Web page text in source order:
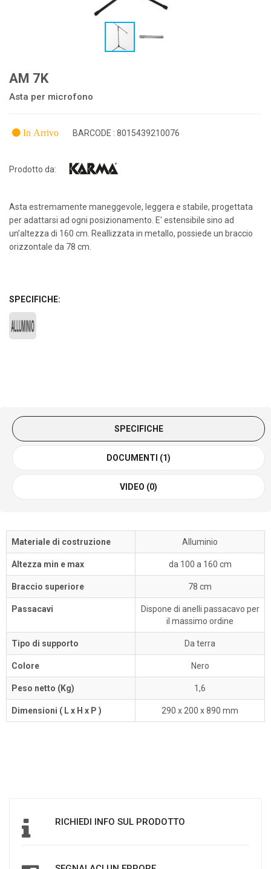
AM 7K
Asta per microfono
In Arrivo BARCODE : 8015439210076
Prodotto da:
Asta estremamente maneggevole, leggera e stabile, progettata
per adattarsi ad ogni posizionamento. E' estensibile sino ad
un’altezza di 160 cm. Reallizzata in metallo, possiede un braccio
orizzontale da 78 cm.
SPECIFICHE:
SPECIFICHE
DOCUMENTI (1)
VIDEO (0)
Materiale di costruzione Alluminio
Altezza min e max da 100 a 160 cm
Braccio superiore 78 cm
Passacavi
Dispone di anelli passacavo per
il massimo ordine
Tipo di supporto Da terra
Colore Nero
Peso netto (Kg) 1,6
Dimensioni ( L x H x P ) 290 x 200 x 890 mm
RICHIEDI INFO SUL PRODOTTO